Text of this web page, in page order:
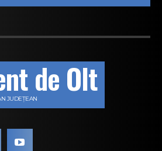
de Olt
JUDEȚEAN